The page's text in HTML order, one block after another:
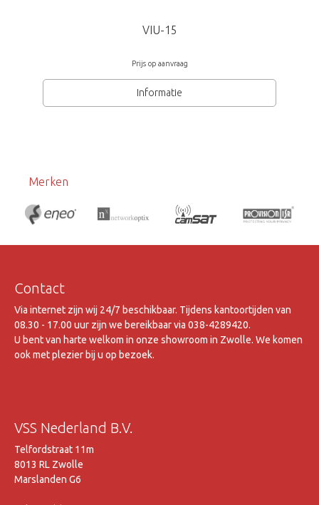
VIU-15
Prijs op aanvraag
Informatie
Merken
Contact
Via internet zijn wij 24/7 beschikbaar. Tijdens kantoortijden van
08.30 - 17.00 uur zijn we bereikbaar via 038-4289420.
U bent van harte welkom in onze showroom in Zwolle. We komen
ook met plezier bij u op bezoek.
VSS Nederland B.V.
Telfordstraat 11m
8013 RL Zwolle
Marslanden G6